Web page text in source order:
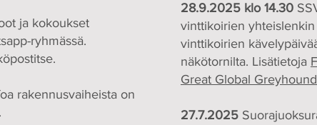
ja kokoukset
ryhmässä.
rakennusvaiheista on
28.9.2025 klo 14.30
vinttikoirien yhteislenkin
vinttikoirien
näkötornilta. Lisätietoja
Great Global
27.7.2025